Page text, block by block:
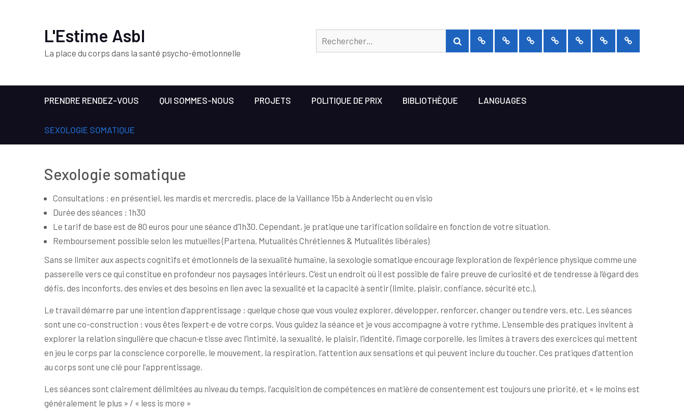
L'Estime Asbl
La place du corps dans la santé psycho-émotionnelle
Rechercher :
RECHERCHER
vous
nous
prix
PRENDRE RENDEZ-VOUS QUI SOMMES-NOUS PROJETS POLITIQUE DE PRIX BIBLIOTHÈQUE LANGUAGES
SEXOLOGIE SOMATIQUE
Sexologie somatique
Consultations : en présentiel, les mardis et mercredis, place de la Vaillance 15b à Anderlecht ou en visio
Durée des séances : 1h30
Le tarif de base est de 80 euros pour une séance d’1h30. Cependant, je pratique une tarification solidaire en fonction de votre situation.
Remboursement possible selon les mutuelles (Partena, Mutualités Chrétiennes & Mutualités libérales)
Sans se limiter aux aspects cognitifs et émotionnels de la sexualité humaine, la sexologie somatique encourage l’exploration de l’expérience physique comme une
passerelle vers ce qui constitue en profondeur nos paysages intérieurs. C’est un endroit où il est possible de faire preuve de curiosité et de tendresse à l’égard des
défis, des inconforts, des envies et des besoins en lien avec la sexualité et la capacité à sentir (limite, plaisir, confiance, sécurité etc.).
Le travail démarre par une intention d’apprentissage : quelque chose que vous voulez explorer, développer, renforcer, changer ou tendre vers, etc. Les séances
sont une co-construction : vous êtes l’expert·e de votre corps. Vous guidez la séance et je vous accompagne à votre rythme. L’ensemble des pratiques invitent à
explorer la relation singulière que chacun·e tisse avec l’intimité, la sexualité, le plaisir, l’identité, l’image corporelle, les limites à travers des exercices qui mettent
en jeu le corps par la conscience corporelle, le mouvement, la respiration, l’attention aux sensations et qui peuvent inclure du toucher. Ces pratiques d’attention
au corps sont une clé pour l’apprentissage.
Les séances sont clairement délimitées au niveau du temps, l’acquisition de compétences en matière de consentement est toujours une priorité, et « le moins est
généralement le plus » / « less is more »